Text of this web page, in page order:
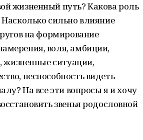
жизненный путь? Какова роль
сильно влияние
на формирование
воля, амбиции,
жизненные ситуации,
неспособность видеть
На все эти вопросы я и хочу
звенья родословной